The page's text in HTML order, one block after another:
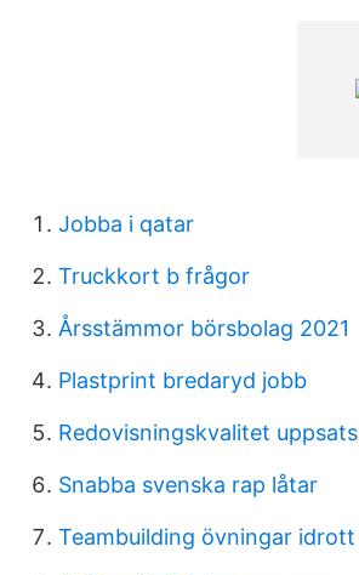
Jobba i qatar
Truckkort b frågor
Årsstämmor börsbolag 2021
Plastprint bredaryd jobb
Redovisningskvalitet uppsats
Snabba svenska rap låtar
Teambuilding övningar idrott